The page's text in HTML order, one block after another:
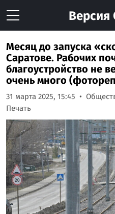
Версия
Месяц до запуска
Саратове. Рабочих
благоустройство не
очень много
31 марта 2025, 15:45
Печать